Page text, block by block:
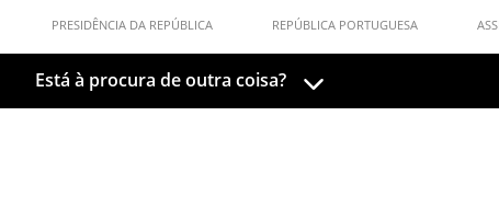
PRESIDÊNCIA DA REPÚBLICA REPÚBLICA PORTUGUESA
Está à procura de outra coisa?